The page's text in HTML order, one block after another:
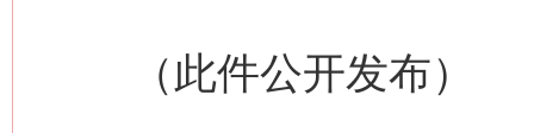
（此件公开发布）